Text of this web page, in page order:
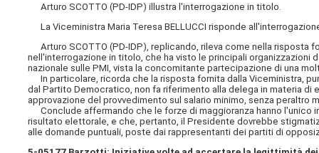
Arturo SCOTTO (PD-IDP) illustra l'interrogazione in titolo.
La Viceministra Maria Teresa BELLUCCI risponde
Arturo SCOTTO (PD-IDP), replicando, rileva come nella risposta
nell'interrogazione in titolo, che ha visto le principali
nazionale sulle PMI, vista la concomitante partecipazione di una
In particolare, ricorda che la risposta fornita dalla Viceministra,
dal Partito Democratico, non fa riferimento alla delega in materia
approvazione del provvedimento sul salario minimo, senza
Conclude affermando che le forze di maggioranza hanno l'unico
risultato elettorale, e che, pertanto, il Presidente dovrebbe
alle domande puntuali, postedai rappresentanti dei partiti di